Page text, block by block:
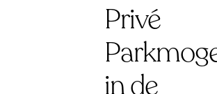
Privé
in de